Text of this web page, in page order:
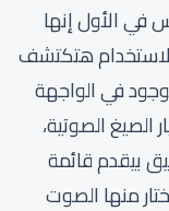
الأول إنها
هتكتشف
في الواجهة
الصيغ الصوتية،
بيقدم قائمة
منها الصوت